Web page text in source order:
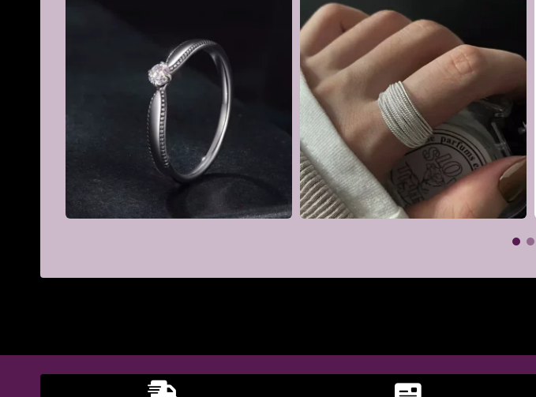
52, 54, 57, 59, 62, 65, 67
8 mm
Acier 316L
Hypoallergénique Oui — sans nickel, adapté aux peaux sensibles
Couleur Acier, Noir, Violet
Traitement de
PVD (pour les versions noir et violet)
Quotidien, tenue minimaliste, look alternatif, travail, soirée
€ €